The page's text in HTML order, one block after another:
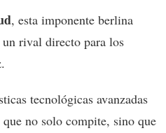
, esta imponente berlina
rival directo para los
tecnológicas avanzadas
no solo compite, sino que